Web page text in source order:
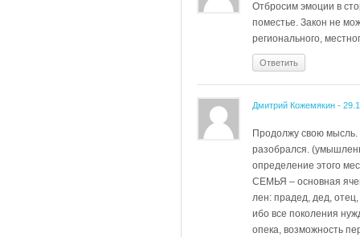
Отбросим эмоции в
поместье. Закон не
регионального,
Ответить
Дмитрий Кожемякин -
Продолжу свою мысль.
разобрался.
определение этого
СЕМЬЯ – основная
лен: прадед, дед,
ибо все поколения
опека, возможность